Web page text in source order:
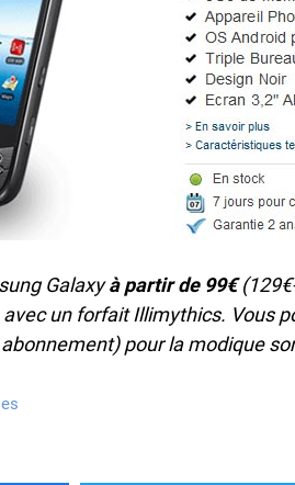
Galaxyà partir de 99€
un forfait Illimythics. Vous
abonnement) pour la modique